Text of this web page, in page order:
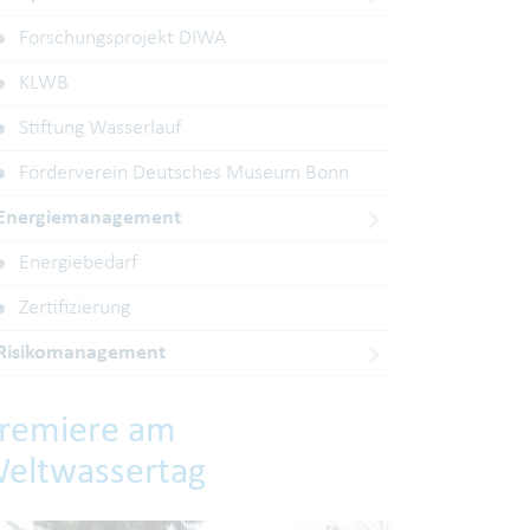
Forschungsprojekt DIWA
KLWB
Stiftung Wasserlauf
Förderverein Deutsches Museum Bonn
Energiebedarf
Zertifizierung
am